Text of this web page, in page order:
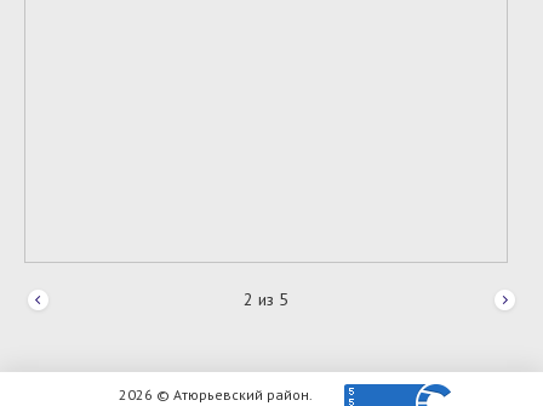
2 из 5
2026 © Атюрьевский район.